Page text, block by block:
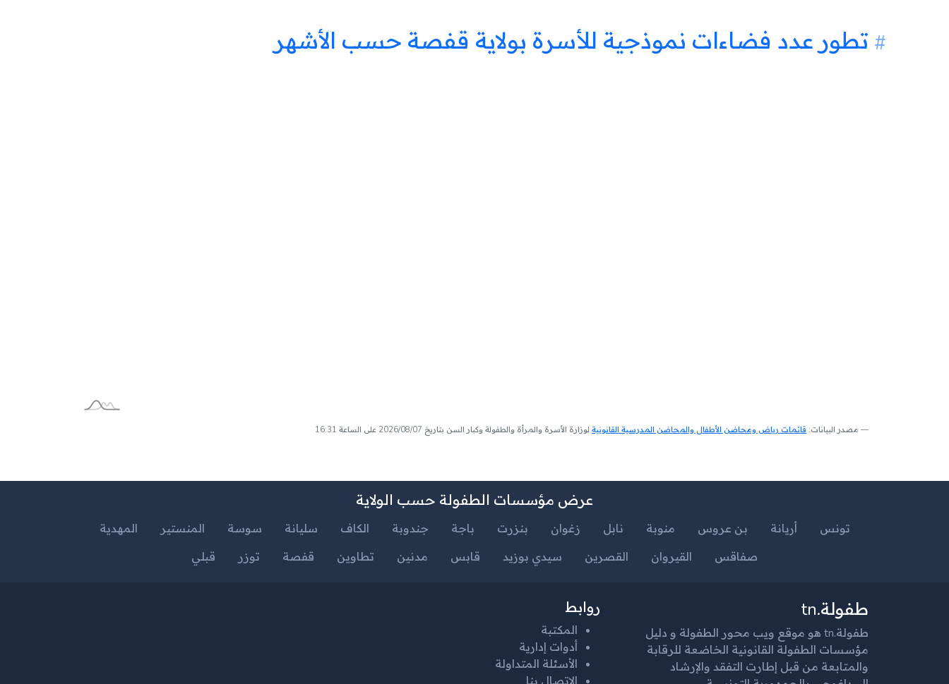
تطور عدد فضاءات نموذجية للأسرة بولاية قفصة حسب الأشهر
مصدر البيانات: قائمات رياض ومحاضن الأطفال والمحاضن المدرسية القانونية لوزارة الأسرة والمرأة والطفولة وكبار السن بتاريخ 2026/08/07 على الساعة 16:31
عرض مؤسسات الطفولة حسب الولاية
تونس أريانة بن عروس منوبة نابل زغوان بنزرت باجة جندوبة الكاف سليانة سوسة المنستير
المهدية
صفاقس
القيروان القصرين سيدي بوزيد قابس مدنين تطاوين قفصة توزر قبلي
طفولة.tn
طفولة.tn هو موقع ويب محور الطفولة و دليل
مؤسسات الطفولة القانونية الخاضعة للرقابة
والمتابعة من قبل إطارت التفقد والإرشاد
روابط
المكتبة
أدوات إدارية
الأسئلة المتداولة